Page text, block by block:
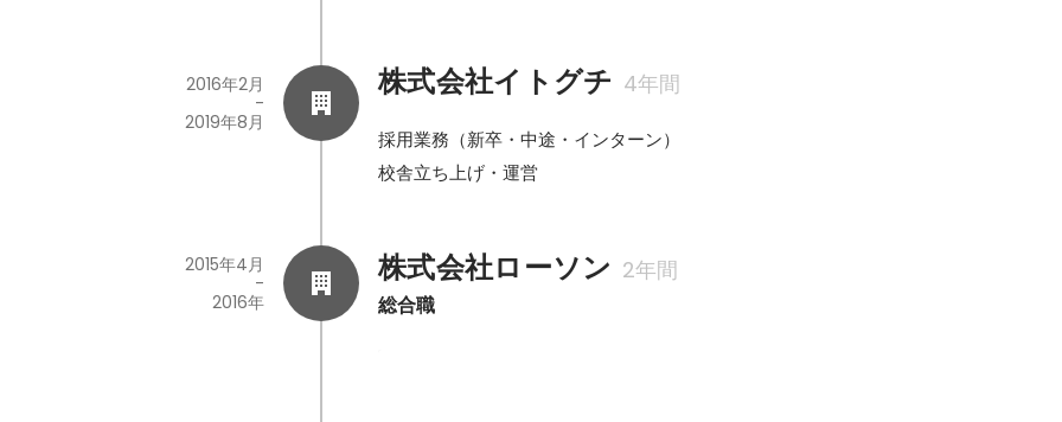
株式会社イトグチ 4年間
2016年2月
-
2019年8月
採用業務（新卒・中途・インターン）
校舎立ち上げ・運営
株式会社ローソン 2年間
総合職
2015年4月
-
2016年